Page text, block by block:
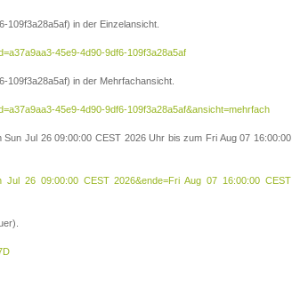
in der Einzelansicht.
45e9-4d90-9df6-109f3a28a5af
109f3a28a5af) in der Mehrfachansicht.
45e9-4d90-9df6-109f3a28a5af&ansicht=mehrfach
Jul 26 09:00:00 CEST 2026 Uhr bis zum Fri Aug 07 16:00:00
Jul 26 09:00:00 CEST 2026&ende=Fri Aug 07 16:00:00 CEST